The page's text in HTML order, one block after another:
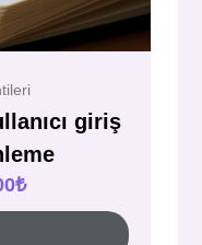
giriş
₺